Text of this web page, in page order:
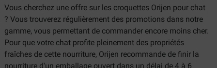
Vous cherchez une offre sur les croquettes Orijen pour chat
? Vous trouverez régulièrement des promotions dans notre
gamme, vous permettant de commander encore moins cher.
Pour que votre chat profite pleinement des propriétés
fraîches de cette nourriture, Orijen recommande de finir la
nourriture d'un emballage ouvert dans un délai de 4 à 6